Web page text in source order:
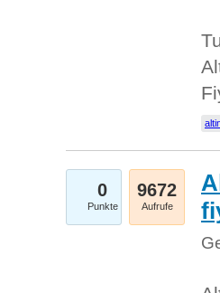
0
Punkte
9672
Aufrufe